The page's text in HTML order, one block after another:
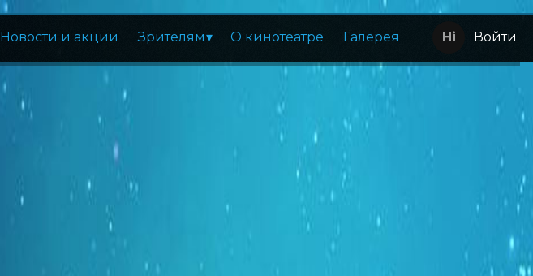
Новости и акции Зрителям О кинотеатре Галерея Войти